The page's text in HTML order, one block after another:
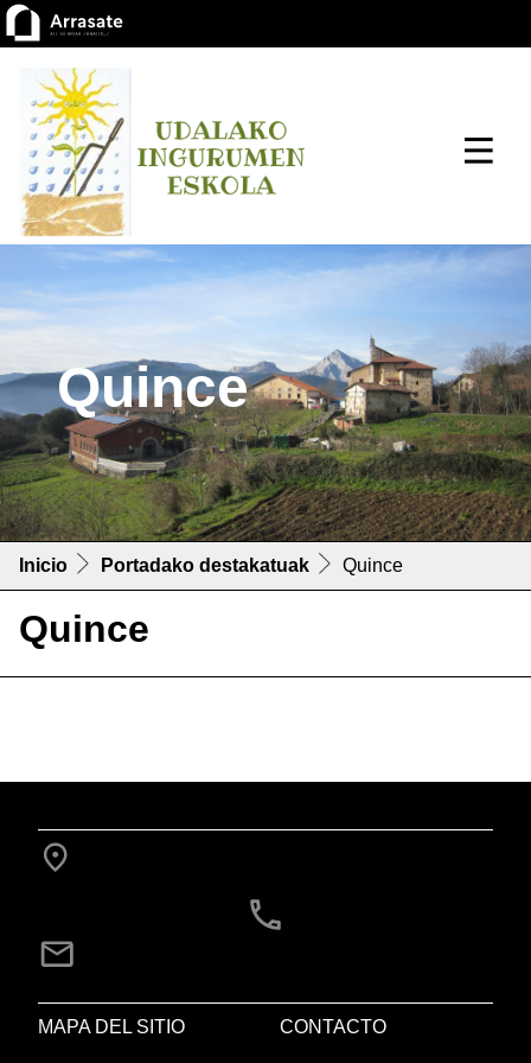
Quince
Inicio Portadako destakatuak Quince
Quince
MAPA DEL SITIO CONTACTO